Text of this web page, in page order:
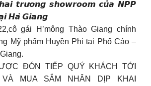
𝙩𝙧𝙪̛𝙤̛𝙣𝙜 𝙨𝙝𝙤𝙬𝙧𝙤𝙤𝙢 𝙘𝙪̉𝙖 𝙉𝙋𝙋
𝙃𝙖̀ 𝙂𝙞𝙖𝙣𝙜
gái H’mông Thào Giang chính
Mỹ phẩm Huyền Phi tại Phố Cáo –
ĐÓN TIẾP QUÝ KHÁCH TỚI
MUA SẮM NHÂN DỊP KHAI